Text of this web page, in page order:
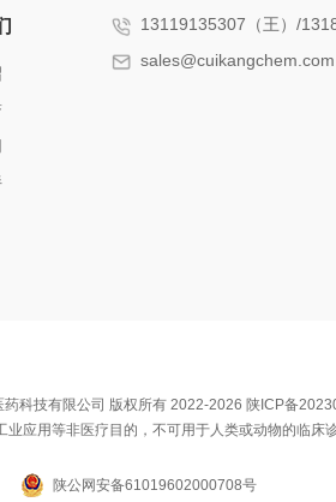
13119135307（王）/
sales@cuikangchem.com
科技有限公司 版权所有 2022-2026 陕ICP备
应用等非医疗目的，不可用于人类或动物的临床
陕公网安备61019602000708号